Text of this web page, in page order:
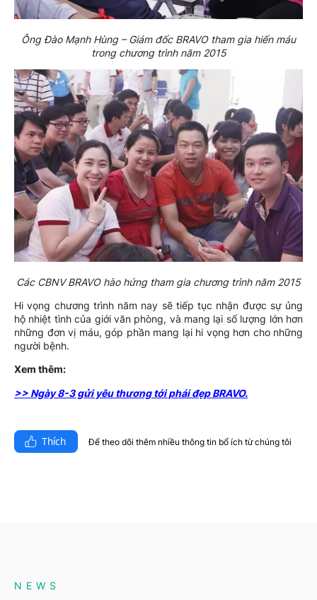
Ông Đào Mạnh Hùng – Giám đốc BRAVO tham gia hiến máu
trong chương trình năm 2015
Các CBNV BRAVO hào hứng tham gia chương trình năm 2015
Hi vọng chương trình năm nay sẽ tiếp tục nhận được sự ủng
hộ nhiệt tình của giới văn phòng, và mang lại số lượng lớn hơn
những đơn vị máu, góp phần mang lại hi vọng hơn cho những
người bệnh.
Xem thêm:
>> Ngày 8-3 gửi yêu thương tới phái đẹp BRAVO.
Thích Để theo dõi thêm nhiều thông tin bổ ích từ chúng tôi​
NEWS